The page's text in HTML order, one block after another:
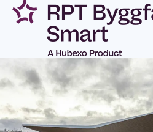
Siirry
sisältöön